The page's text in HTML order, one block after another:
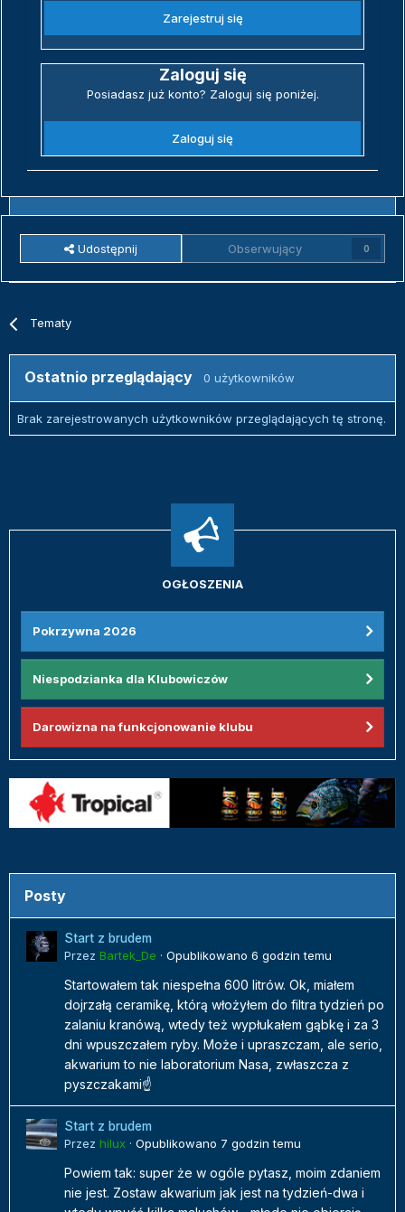
Zarejestruj się
Zaloguj się
Posiadasz już konto? Zaloguj się poniżej.
Zaloguj się
Udostępnij Obserwujący 0
Tematy
Ostatnio przeglądający 0 użytkowników
Brak zarejestrowanych użytkowników przeglądających tę stronę.
OGŁOSZENIA
Pokrzywna 2026
Niespodzianka dla Klubowiczów
Darowizna na funkcjonowanie klubu
Posty
Start z brudem
Przez Bartek_De · Opublikowano 6 godzin temu
Startowałem tak niespełna 600 litrów. Ok, miałem
dojrzałą ceramikę, którą włożyłem do filtra tydzień po
zalaniu kranówą, wtedy też wypłukałem gąbkę i za 3
dni wpuszczałem ryby. Może i upraszczam, ale serio,
akwarium to nie laboratorium Nasa, zwłaszcza z
pyszczakami☝️
Start z brudem
Przez hilux · Opublikowano 7 godzin temu
Powiem tak: super że w ogóle pytasz, moim zdaniem
nie jest. Zostaw akwarium jak jest na tydzień-dwa i